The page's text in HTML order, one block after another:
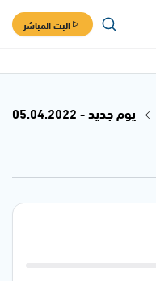
البث المباشر
يوم جديد - 05.04.2022